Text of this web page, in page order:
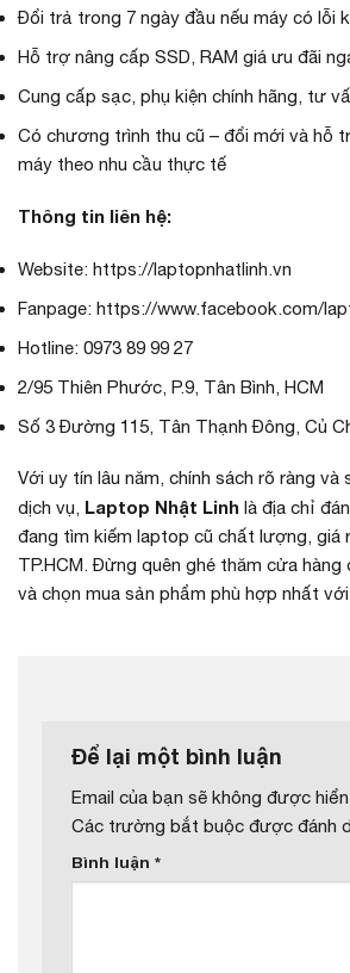
Đổi trả trong 7 ngày đầu nếu máy có lỗi
Hỗ trợ nâng cấp SSD, RAM giá ưu đãi
Cung cấp sạc, phụ kiện chính hãng, tư
Có chương trình thu cũ – đổi mới và hỗ
máy theo nhu cầu thực tế
Thông tin liên hệ:
Website: https://laptopnhatlinh.vn
Fanpage: https://www.facebook.com/
Hotline: 0973 89 99 27
2/95 Thiên Phước, P.9, Tân Bình, HCM
Số 3 Đường 115, Tân Thạnh Đông, Củ
Với uy tín lâu năm, chính sách rõ ràng
dịch vụ, Laptop Nhật Linh là địa chỉ
đang tìm kiếm laptop cũ chất lượng, giá
TP.HCM. Đừng quên ghé thăm cửa
và chọn mua sản phẩm phù hợp nhất
Để lại một bình luận
Email của bạn sẽ không được
Các trường bắt buộc được đánh
Bình luận *